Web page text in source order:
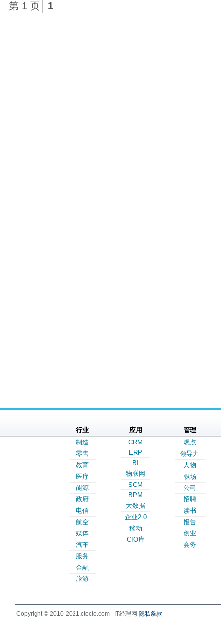
第 1 页
1
行业
制造
零售
教育
医疗
能源
政府
电信
航空
媒体
汽车
服务
金融
旅游
应用
CRM
ERP
BI
物联网
SCM
BPM
大数据
企业2.0
移动
CIO库
管理
观点
领导力
人物
职场
公司
招聘
读书
报告
创业
会务
Copyright © 2010-2021,ctocio.com - IT经理网 隐私条款